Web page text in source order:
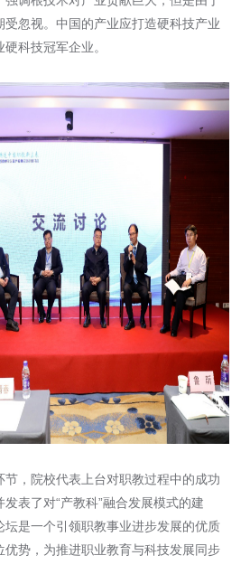
受忽视。中国的产业应打造硬科技产业
科技冠军企业。
，院校代表上台对职教过程中的成功
表了对“产教科”融合发展模式的建
坛是一个引领职教事业进步发展的优质
优势，为推进职业教育与科技发展同步